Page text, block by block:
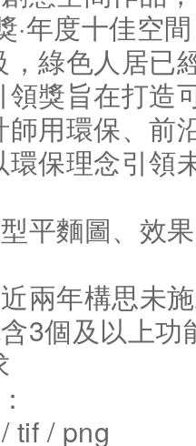
年度十佳空間
綠色人居已
領獎旨在打造
用環保、前
保理念引領
平麵圖、效
兩年構思未
3個及以上功
tif / png